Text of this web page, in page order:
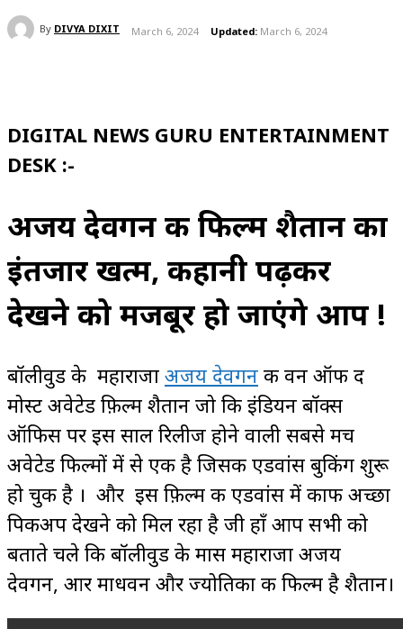
By DIVYA DIXIT March 6, 2024 Updated: March 6, 2024
DIGITAL NEWS GURU ENTERTAINMENT
DESK :-
अजय देवगन की फिल्म शैतान का
इंतजार खत्म, कहानी पढ़कर
देखने को मजबूर हो जाएंगे आप !
बॉलीवुड के महाराजा अजय देवगन की वन ऑफ द
मोस्ट अवेटेड फ़िल्म शैतान जो कि इंडियन बॉक्स
ऑफिस पर इस साल रिलीज होने वाली सबसे मच
अवेटेड फिल्मों में से एक है जिसकी एडवांस बुकिंग शुरू
हो चुकी है । और इस फ़िल्म की एडवांस में काफी अच्छा
पिकअप देखने को मिल रहा है जी हाँ आप सभी को
बताते चले कि बॉलीवुड के मास महाराजा अजय
देवगन, आर माधवन और ज्योतिका की फिल्म है शैतान।